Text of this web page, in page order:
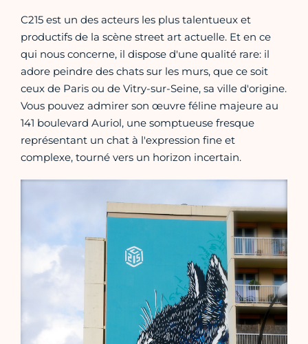
C215 est un des acteurs les plus talentueux et
productifs de la scène street art actuelle. Et en ce
qui nous concerne, il dispose d'une qualité rare: il
adore peindre des chats sur les murs, que ce soit
ceux de Paris ou de Vitry-sur-Seine, sa ville d'origine.
Vous pouvez admirer son œuvre féline majeure au
141 boulevard Auriol, une somptueuse fresque
représentant un chat à l'expression fine et
complexe, tourné vers un horizon incertain.